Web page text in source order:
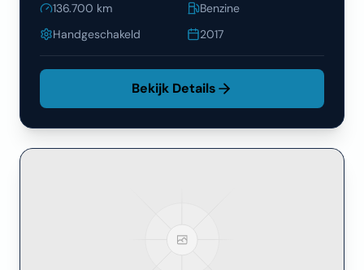
136.700 km
Benzine
Handgeschakeld
2017
Bekijk Details